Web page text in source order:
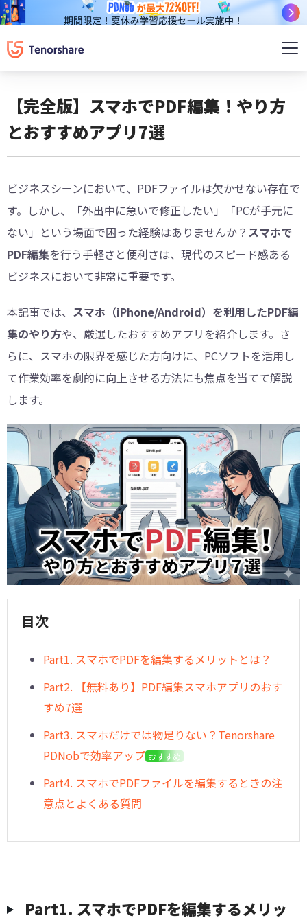
【完全版】スマホでPDF編集！やり方
とおすすめアプリ7選
ビジネスシーンにおいて、PDFファイルは欠かせない存在で
す。しかし、「外出中に急いで修正したい」「PCが手元に
ない」という場面で困った経験はありませんか？ スマホで
PDF編集を行う手軽さと便利さは、現代のスピード感ある
ビジネスにおいて非常に重要です。
本記事では、 スマホ（iPhone/Android）を利用したPDF編
集のやり方や、厳選したおすすめアプリを紹介します。さ
らに、スマホの限界を感じた方向けに、PCソフトを活用し
て作業効率を劇的に向上させる方法にも焦点を当てて解説
します。
目次
︎Part1. スマホでPDFを編集するメリットとは？
︎Part2. 【無料あり】PDF編集スマホアプリのおす
すめ7選
︎Part3. スマホだけでは物足りない？Tenorshare
PDNobで効率アップ おすすめ
︎Part4. スマホでPDFファイルを編集するときの注
意点とよくある質問
︎Part1. スマホでPDFを編集するメリッ